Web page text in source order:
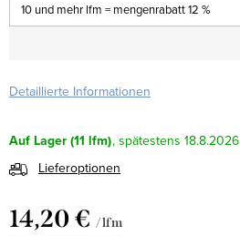
10 und mehr lfm = mengenrabatt 12 %
Detaillierte Informationen
Auf Lager(11 lfm) 18.8.2026
Lieferoptionen
14,20 € / lfm